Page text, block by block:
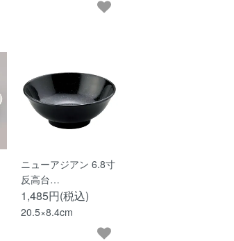
ニューアジアン 6.8寸
反高台…
1,485円(税込)
20.5×8.4cm